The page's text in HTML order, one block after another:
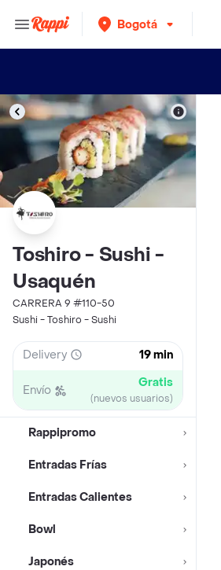
Bogotá
Toshiro - Sushi -
Usaquén
CARRERA 9 #110-50
Sushi - Toshiro - Sushi
Delivery 19 min
Envío Gratis
(nuevos usuarios)
Rappipromo
Entradas Frías
Entradas Calientes
Bowl
Japonés